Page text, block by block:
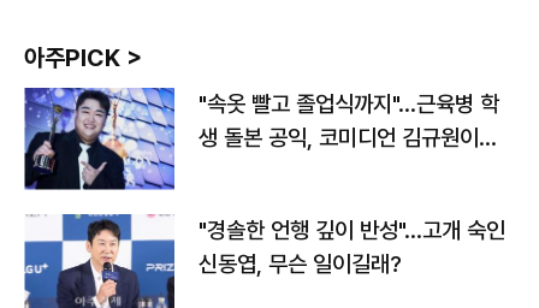
아주PICK >
"속옷 빨고 졸업식까지"…근육병 학
생 돌본 공익, 코미디언 김규원이었
"경솔한 언행 깊이 반성"…고개 숙인
신동엽, 무슨 일이길래?